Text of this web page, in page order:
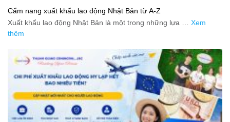
Cẩm nang xuất khẩu lao động Nhật Bản từ A-Z
Xuất khẩu lao động Nhật Bản là một trong những lựa … Xem
thêm